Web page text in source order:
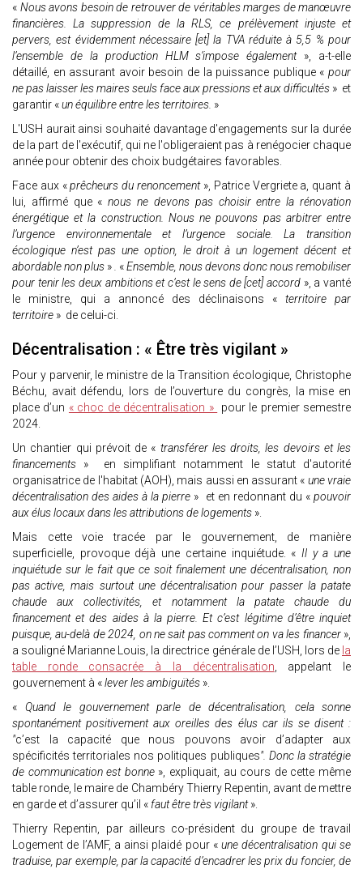
« Nous avons besoin de retrouver de véritables marges de manœuvre
financières. La suppression de la RLS, ce prélèvement injuste et
pervers, est évidemment nécessaire [et] la TVA réduite à 5,5 % pour
l’ensemble de la production HLM s’impose également», a-t-elle
détaillé, en assurant avoir besoin de la puissance publique « pour
ne pas laisser les maires seuls face aux pressions et aux difficultés » et
garantir «un équilibre entre les territoires. »
L'USH aurait ainsi souhaité davantage d'engagements sur la durée
de la part de l'exécutif, qui ne l'obligeraient pas à renégocier chaque
année pour obtenir des choix budgétaires favorables.
Face aux «prêcheurs du renoncement», Patrice Vergriete a, quant à
lui, affirmé que « nous ne devons pas choisir entre la rénovation
énergétique et la construction. Nous ne pouvons pas arbitrer entre
l’urgence environnementale et l’urgence sociale. La transition
écologique n’est pas une option, le droit à un logement décent et
abordable non plus ». «Ensemble, nous devons donc nous remobiliser
pour tenir les deux ambitions et c’est le sens de [cet] accord », a vanté
le ministre, qui a annoncé des déclinaisons « territoire par
territoire » de celui-ci.
Décentralisation : « Être très vigilant »
Pour y parvenir, le ministre de la Transition écologique, Christophe
Béchu, avait défendu, lors de l’ouverture du congrès, la mise en
place d’un « choc de décentralisation »
pour le premier semestre
2024.
Un chantier qui prévoit de « transférer les droits, les devoirs et les
financements » en simplifiant notamment le statut d'autorité
organisatrice de l'habitat (AOH), mais aussi en assurant « une vraie
décentralisation des aides à la pierre » et en redonnant du «pouvoir
aux élus locaux dans les attributions de logements ».
Mais cette voie tracée par le gouvernement, de manière
superficielle, provoque déjà une certaine inquiétude. « Il y a une
inquiétude sur le fait que ce soit finalement une décentralisation, non
pas active, mais surtout une décentralisation pour passer la patate
chaude aux collectivités, et notamment la patate chaude du
financement et des aides à la pierre. Et c’est légitime d’être inquiet
puisque, au-delà de 2024, on ne sait pas comment on va les financer »,
a souligné Marianne Louis, la directrice générale de l’USH, lors de la
table ronde consacrée à la décentralisation, appelant le
gouvernement à «lever les ambiguïtés ».
« Quand le gouvernement parle de décentralisation, cela sonne
spontanément positivement aux oreilles des élus car ils se disent :
"c’est la capacité que nous pouvons avoir d’adapter aux
spécificités territoriales nos politiques publiques". Donc la stratégie
de communication est bonne », expliquait, au cours de cette même
table ronde, le maire de Chambéry Thierry Repentin, avant de mettre
en garde et d’assurer qu’il « faut être très vigilant».
Thierry Repentin, par ailleurs co-président du groupe de travail
Logement de l’AMF, a ainsi plaidé pour «une décentralisation qui se
traduise, par exemple, par la capacité d’encadrer les prix du foncier, de